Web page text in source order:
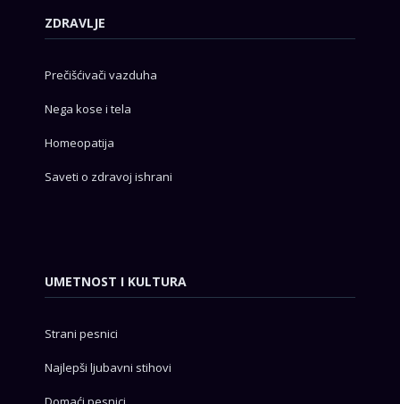
ZDRAVLJE
Prečišćivači vazduha
Nega kose i tela
Homeopatija
Saveti o zdravoj ishrani
UMETNOST I KULTURA
Strani pesnici
Najlepši ljubavni stihovi